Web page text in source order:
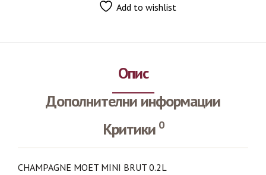
Add to wishlist
Опис
Дополнителни информации
Критики 0
CHAMPAGNE MOET MINI BRUT 0.2L